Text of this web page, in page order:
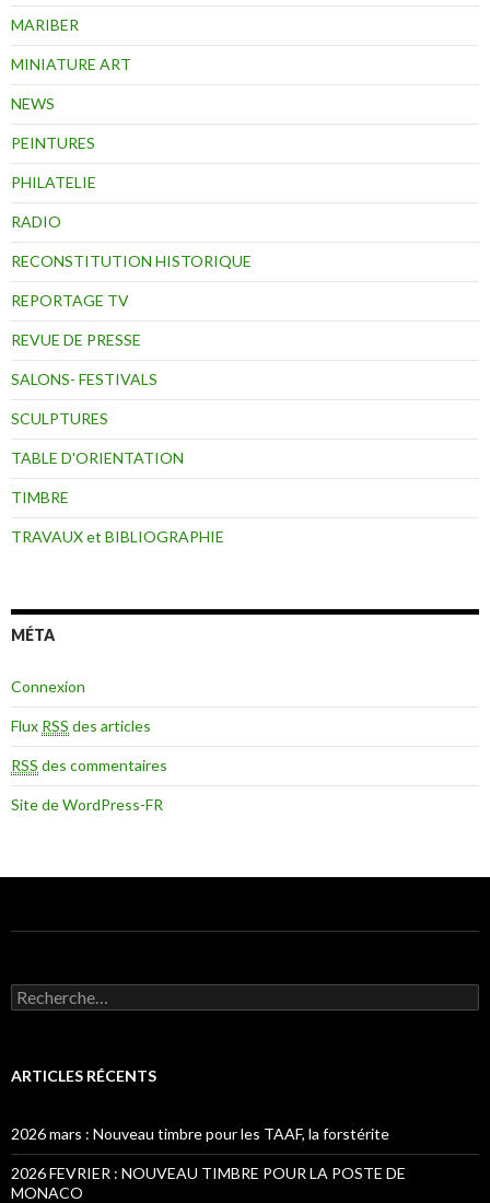
MARIBER
MINIATURE ART
NEWS
PEINTURES
PHILATELIE
RADIO
RECONSTITUTION HISTORIQUE
REPORTAGE TV
REVUE DE PRESSE
SALONS- FESTIVALS
SCULPTURES
TABLE D'ORIENTATION
TIMBRE
TRAVAUX et BIBLIOGRAPHIE
MÉTA
Connexion
Flux RSS des articles
RSS des commentaires
Site de WordPress-FR
Recherche pour :
ARTICLES RÉCENTS
2026 mars : Nouveau timbre pour les TAAF, la forstérite
2026 FEVRIER : NOUVEAU TIMBRE POUR LA POSTE DE
MONACO